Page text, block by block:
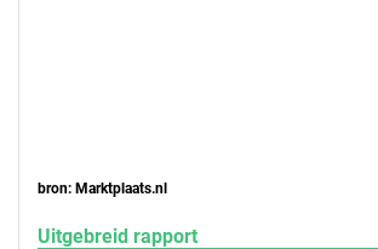
bron: Marktplaats.nl
Uitgebreid rapport